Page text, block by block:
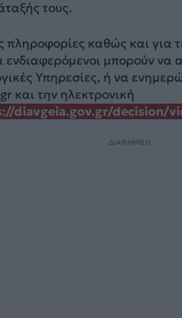
τους.
πληροφορίες καθώς και για
ενδιαφερόμενοι μπορούν να
Υπηρεσίες, ή να
και την ηλεκτρονική
diavgeia.gov.gr/decision/
ΔΙΑΦΗΜΙΣΗ